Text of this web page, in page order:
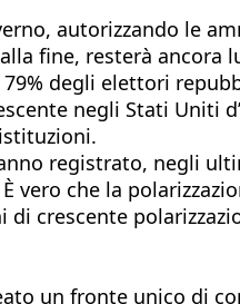
autorizzando le
fine, resterà
degli elettori
negli Stati Uniti
registrato, negli
che la
crescente
un fronte unico di